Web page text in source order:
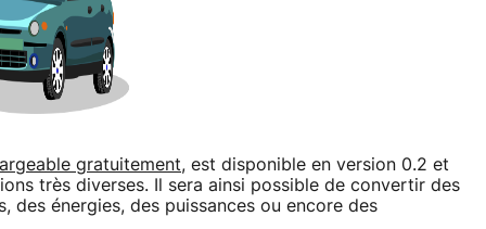
gratuitement, est disponible en version 0.2 et
très diverses. Il sera ainsi possible de convertir des
des énergies, des puissances ou encore des